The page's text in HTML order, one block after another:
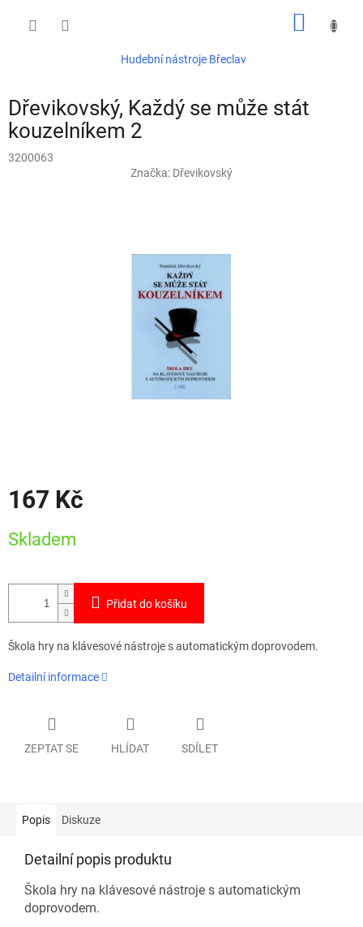
Hudební nástroje Břeclav
Dřevikovský, Každý se může stát
kouzelníkem 2
3200063
Značka: Dřevikovský
167 Kč
cena:
Skladem
Přidat do košíku
Škola hry na klávesové nástroje s automatickým doprovodem.
Detailní informace
ZEPTAT SE HLÍDAT SDÍLET
Popis Diskuze
Detailní popis produktu
Škola hry na klávesové nástroje s automatickým
doprovodem.